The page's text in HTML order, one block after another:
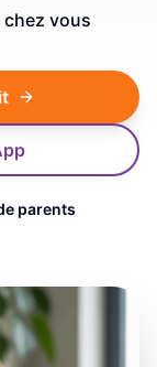
chez vous
parents